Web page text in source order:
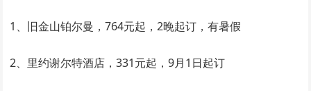
1、旧金山铂尔曼，764元起，2晚起订，有暑假
2、里约谢尔特酒店，331元起，9月1日起订